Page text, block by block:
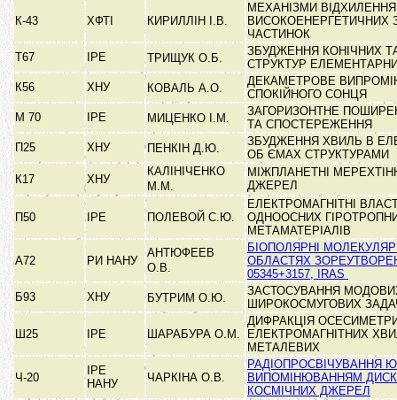
К-43 ХФТІ КИРИЛЛІН І.В.
МЕХАНІЗМИ ВІДХИЛЕННЯ
ВИСОКОЕНЕРГЕТИЧНИХ
ЧАСТИНОК
Т67
ІРЕ ТРИЩУК О.Б.
ЗБУДЖЕННЯ КОНІЧНИХ
СТРУКТУР
К56
ХНУ КОВАЛЬ А.О.
ДЕКАМЕТРОВЕ
СПОКІЙНОГО СОНЦЯ
М 70
ІРЕ МИЦЕНКО І.М.
ЗАГОРИЗОНТНЕ
ТА СПОСТЕРЕЖЕННЯ
П25
ХНУ ПЕНКІН Д.Ю.
ЗБУДЖЕННЯ ХВИЛЬ В
ОБ ЄМАХ СТРУКТУРАМИ
К17
ХНУ
КАЛІНІЧЕНКО
М.М.
МІЖПЛАНЕТНІ
ДЖЕРЕЛ
П50 ІРЕ ПОЛЕВОЙ С.Ю.
ЕЛЕКТРОМАГНІТНІ
ОДНООСНИХ
МЕТАМАТЕРІАЛІВ
А72 РИ НАНУ
АНТЮФЕЕВ
О.В.
БІОПОЛЯРНІ
ОБЛАСТЯХ
05345+3157, IRAS
Б93
ХНУ БУТРИМ О.Ю.
ЗАСТОСУВАННЯ
ШИРОКОСМУГОВИХ
Ш25 ІРЕ ШАРАБУРА О.М.
ДИФРАКЦІЯ
ЕЛЕКТРОМАГНІТНИХ
МЕТАЛЕВИХ
Ч-20
ІРЕ
НАНУ
ЧАРКІНА О.В.
РАДІОПРОСВІЧУВАННЯ
ВИПОМІНЮВАННЯМ
КОСМІЧНИХ ДЖЕРЕЛ